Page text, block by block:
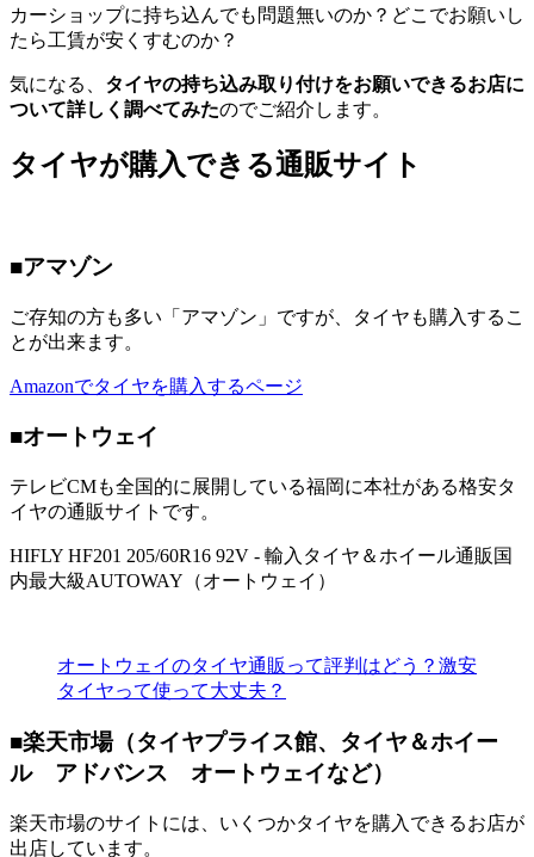
カーショップに持ち込んでも問題無いのか？どこでお願いし
たら工賃が安くすむのか？
気になる、 タイヤの持ち込み取り付けをお願いできるお店に
ついて詳しく調べてみたのでご紹介します。
タイヤが購入できる通販サイト
■アマゾン
ご存知の方も多い「アマゾン」ですが、タイヤも購入するこ
とが出来ます。
Amazonでタイヤを購入するページ
■オートウェイ
テレビCMも全国的に展開している福岡に本社がある格安タ
イヤの通販サイトです。
HIFLY HF201 205/60R16 92V - 輸入タイヤ＆ホイール通販国
内最大級AUTOWAY（オートウェイ）
オートウェイのタイヤ通販って評判はどう？激安
タイヤって使って大丈夫？
■楽天市場（タイヤプライス館、 タイヤ＆ホイー
ル アドバンス オートウェイなど）
楽天市場のサイトには、いくつかタイヤを購入できるお店が
出店しています。